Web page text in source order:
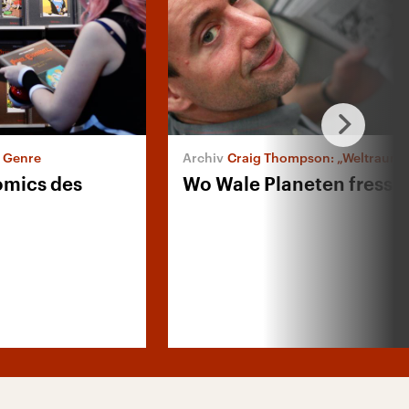
des
Craig Thompson:
Wo Wale Planeten